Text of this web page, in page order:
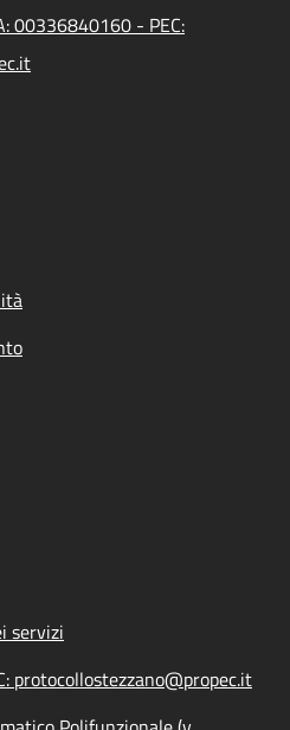
00336840160 - PEC:
servizi
protocollostezzano@propec.it